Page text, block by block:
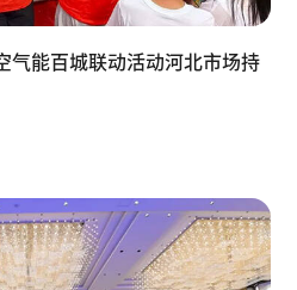
气能百城联动活动河北市场持